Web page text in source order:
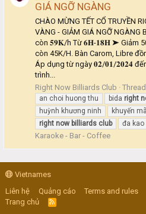
GIÁ NGỠ NGÀNG
CHÀO MỪNG TẾT CỔ TRUYỀN
VÀNG - GIẢM GIÁ NGỠ
còn 𝟓𝟗𝐊/h Từ 𝟔𝐇-𝟏𝟖𝐇 ➤ Giảm
còn 45K/H. Bàn Carom, Libre
Áp dụng từ ngày 𝟎𝟐/𝟎𝟏/𝟐𝟎𝟐𝟒
trình...
Right Now Billiards Club
Thread
an choi huong thu bida right
huỳnh khương ninh
khuyến
right now billiards club đa kao
Karaoke - Bar - Coffee
Vietnames
Liên hệ
Quảng cáo Terms and rules
Trang chủ
R
S